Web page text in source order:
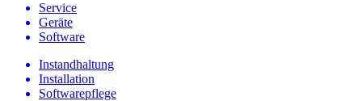
Service
Geräte
Software
Instandhaltung
Installation
Softwarepflege